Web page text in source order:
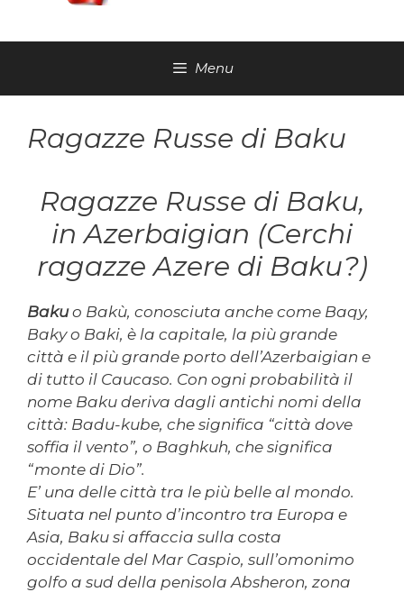
Menu
Ragazze Russe di Baku
Ragazze Russe di Baku,
in Azerbaigian (Cerchi
ragazze Azere di Baku?)
Bakuo Bakù, conosciuta anche come Baqy,
Baky o Baki, è la capitale, la più grande
città e il più grande porto dell’Azerbaigian e
di tutto il Caucaso. Con ogni probabilità il
nome Baku deriva dagli antichi nomi della
città: Badu-kube, che significa “città dove
soffia il vento”, o Baghkuh, che significa
“monte di Dio”.
E’ una delle città tra le più belle al mondo.
Situata nel punto d’incontro tra Europa e
Asia, Baku si affaccia sulla costa
occidentale del Mar Caspio, sull’omonimo
golfo a sud della penisola Absheron, zona